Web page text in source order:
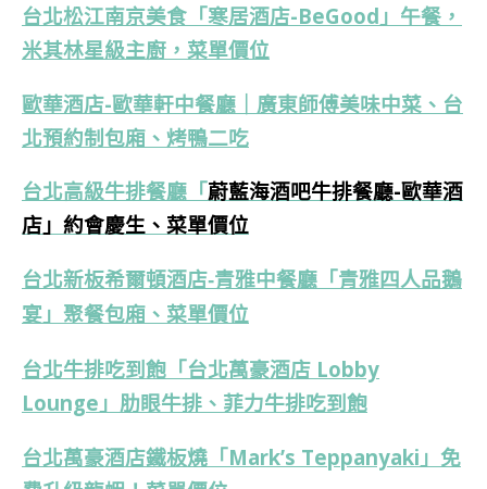
台北松江南京美食「寒居酒店-BeGood」午餐，
米其林星級主廚，菜單價位
歐華酒店-歐華軒中餐廳｜廣東師傅美味中菜、台
北預約制包廂、烤鴨二吃
台北高級牛排餐廳「蔚藍海酒吧牛排餐廳-歐華酒
店」約會慶生、菜單價位
台北新板希爾頓酒店-青雅中餐廳「青雅四人品鵝
宴」聚餐包廂、菜單價位
台北牛排吃到飽「台北萬豪酒店 Lobby
Lounge」肋眼牛排、菲力牛排吃到飽
台北萬豪酒店鐵板燒「Mark’s Teppanyaki」免